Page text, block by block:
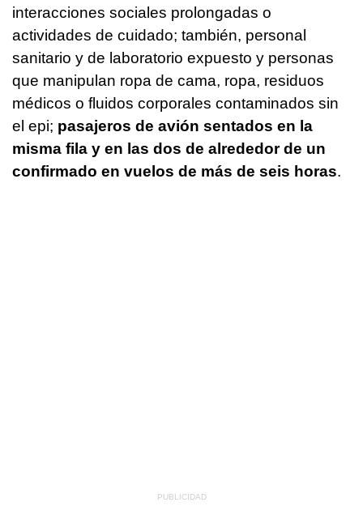
interacciones sociales prolongadas o
actividades de cuidado; también, personal
sanitario y de laboratorio expuesto y personas
que manipulan ropa de cama, ropa, residuos
médicos o fluidos corporales contaminados sin
el epi; pasajeros de avión sentados en la
misma fila y en las dos de alrededor de un
confirmado en vuelos de más de seis horas.